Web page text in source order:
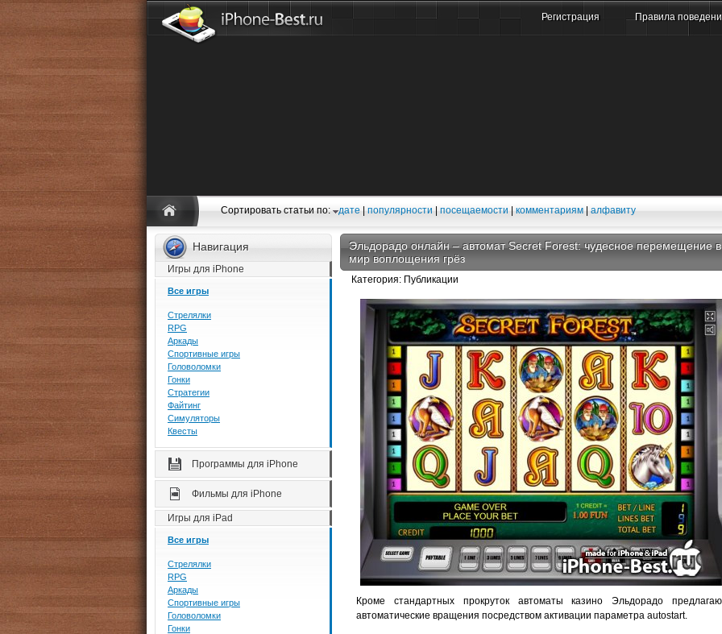
Регистрация Правила
Сортировать статьи по: дате популярности посещаемости комментариям алфавиту
Навигация
Игры для iPhone
Все игры
Стрелялки
RPG
Аркады
Спортивные игры
Головоломки
Гонки
Стратегии
Файтинг
Симуляторы
Квесты
Программы для iPhone
Фильмы для iPhone
Игры для iPad
Все игры
Стрелялки
RPG
Аркады
Спортивные игры
Головоломки
Гонки
Эльдорадо онлайн – автомат Secret Forest: чудесное перемещение в
мир воплощения грёз
Категория: Публикации
Кроме стандартных прокруток автоматы казино Эльдорадо
автоматические вращения посредством активации параметра autostart.